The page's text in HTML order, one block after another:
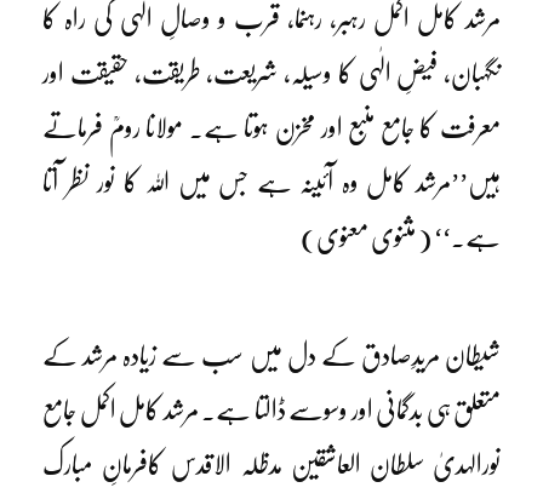
مرشد کامل اکمل رہبر، رہنما، قرب و وصالِ الٰہی کی راہ کا
نگہبان، فیضِ الٰہی کا وسیلہ، شریعت، طریقت، حقیقت اور
معرفت کا جامع منبع اور مخزن ہوتا ہے۔ مولانا رومؒ فرماتے
ہیں’’مرشد کامل وہ آئینہ ہے جس میں اللہ کا نور نظر آتا
ہے۔‘‘ ( مثنوی معنوی)
شیطان مریدِصادق کے دل میں سب سے زیادہ مرشد کے
متعلق ہی بدگمانی اور وسوسے ڈالتا ہے۔ مرشد کامل اکمل جامع
نورالہدیٰ سلطان العاشقین مدظلہ الاقدس کافرمانِ مبارک